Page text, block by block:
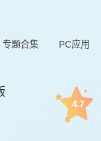
专题合集 PC应用
4.7